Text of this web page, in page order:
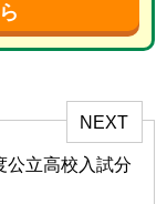
NEXT
公立高校入試分